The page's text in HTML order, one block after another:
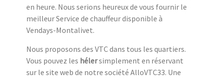
en heure. Nous serions heureux de vous fournir le
meilleur Service de chauffeur disponible à
Vendays-Montalivet.
Nous proposons des VTC dans tous les quartiers.
Vous pouvez les hélersimplement en réservant
sur le site web de notre société AlloVTC33. Une